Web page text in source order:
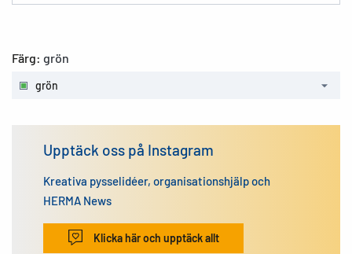
Färg: grön
grön
Upptäck oss på Instagram
Kreativa pysselidéer, organisationshjälp och
HERMA News
Klicka här och upptäck allt